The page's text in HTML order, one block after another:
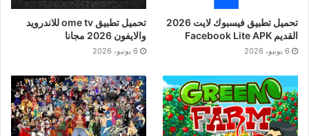
تحميل تطبيق فيسبوك لايت 2026
القديم Facebook Lite APK
6 يونيو، 2026
تحميل تطبيق ome tv للاندرويد
والايفون 2026 مجانا
6 يونيو، 2026